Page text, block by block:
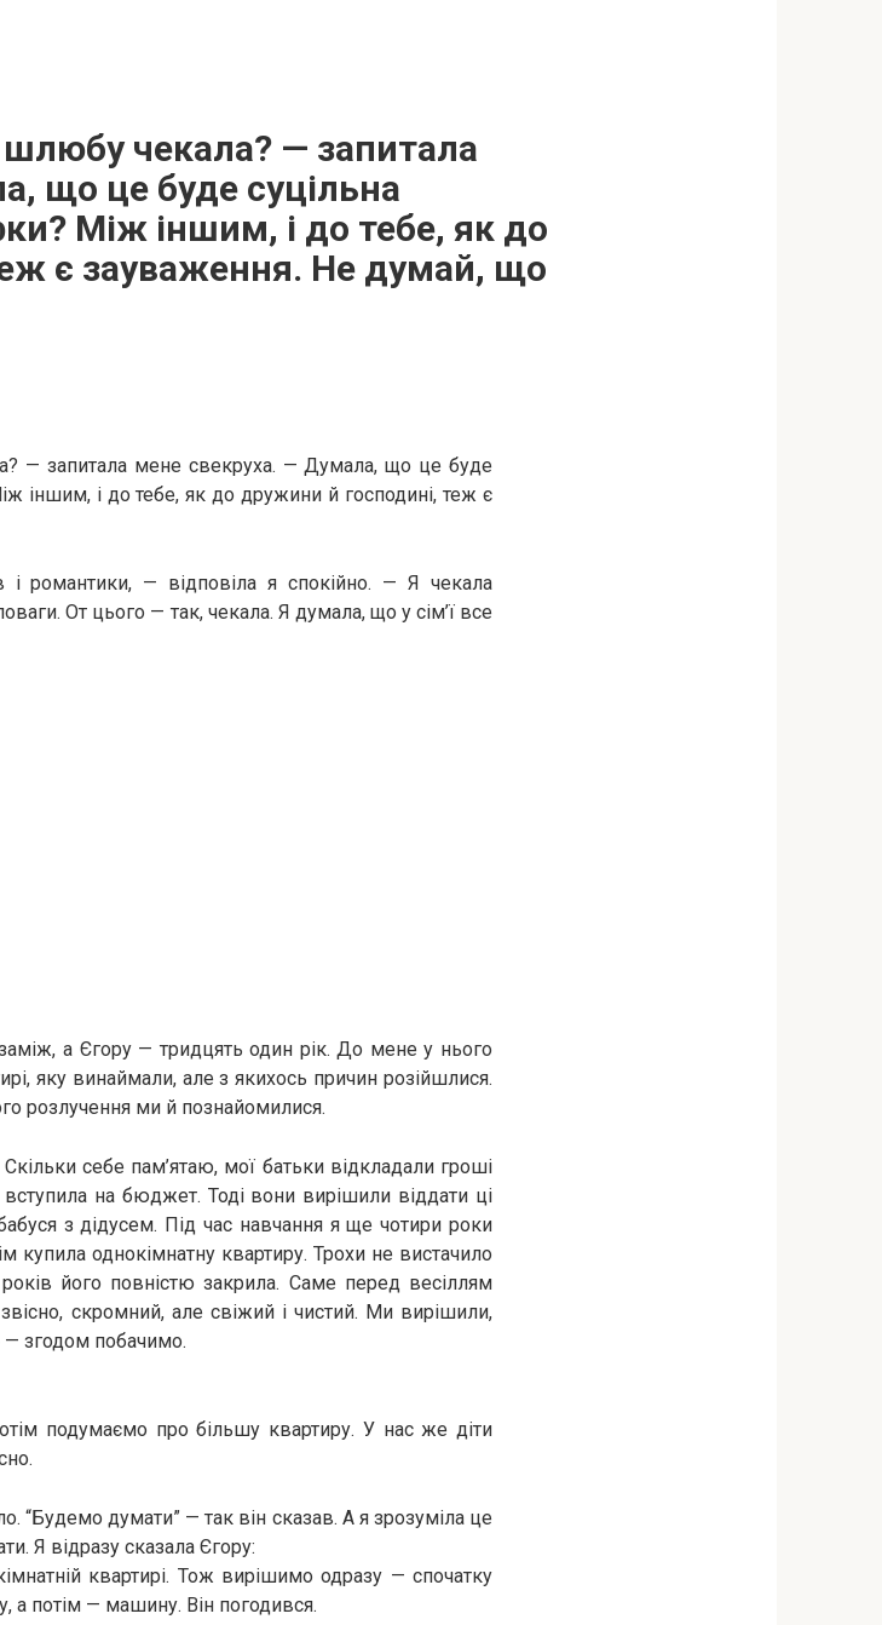
чекала? — запитала
що це буде суцільна
Між іншим, і до тебе, як до
є зауваження. Не думай, що
— запитала мене свекруха. — Думала, що це буде
іншим, і до тебе, як до дружини й господині, теж є
романтики, — відповіла я спокійно. — Я чекала
От цього — так, чекала. Я думала, що у сім’ї все
а Єгору — тридцять один рік. До мене у нього
яку винаймали, але з якихось причин розійшлися.
розлучення ми й познайомилися.
себе пам’ятаю, мої батьки відкладали гроші
на бюджет. Тоді вони вирішили віддати ці
з дідусем. Під час навчання я ще чотири роки
купила однокімнатну квартиру. Трохи не вистачило
його повністю закрила. Саме перед весіллям
скромний, але свіжий і чистий. Ми вирішили,
згодом побачимо.
подумаємо про більшу квартиру. У нас же діти
“Будемо думати” — так він сказав. А я зрозуміла це
Я відразу сказала Єгору:
квартирі. Тож вирішимо одразу — спочатку
а потім — машину. Він погодився.